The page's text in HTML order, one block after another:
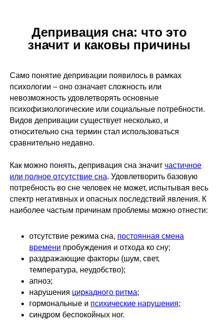
Депривация сна: что это
значит и каковы причины
Само понятие депривации появилось в рамках
психологии – оно означает сложность или
невозможность удовлетворять основные
психофизиологические или социальные потребности.
Видов депривации существует несколько, и
относительно сна термин стал использоваться
сравнительно недавно.
Как можно понять, депривация сна значит частичное
или полное отсутствие сна. Удовлетворить базовую
потребность во сне человек не может, испытывая весь
спектр негативных и опасных последствий явления. К
наиболее частым причинам проблемы можно отнести:
отсутствие режима сна, постоянная смена
времени пробуждения и отхода ко сну;
раздражающие факторы (шум, свет,
температура, неудобство);
апноэ;
нарушения циркадного ритма;
­гормональные и психические нарушения;
синдром беспокойных ног.